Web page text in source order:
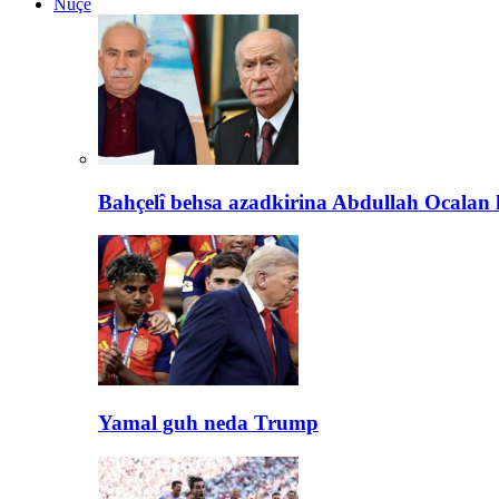
Nûçe
Bahçelî behsa azadkirina Abdullah Ocalan
Yamal guh neda Trump